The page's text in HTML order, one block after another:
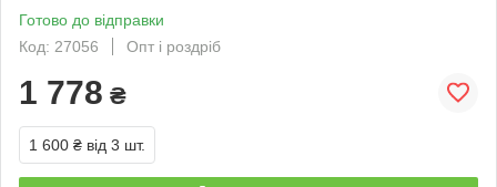
Готово до відправки
Код: 27056
Опт і роздріб
1 778 ₴
1 600 ₴ від 3 шт.